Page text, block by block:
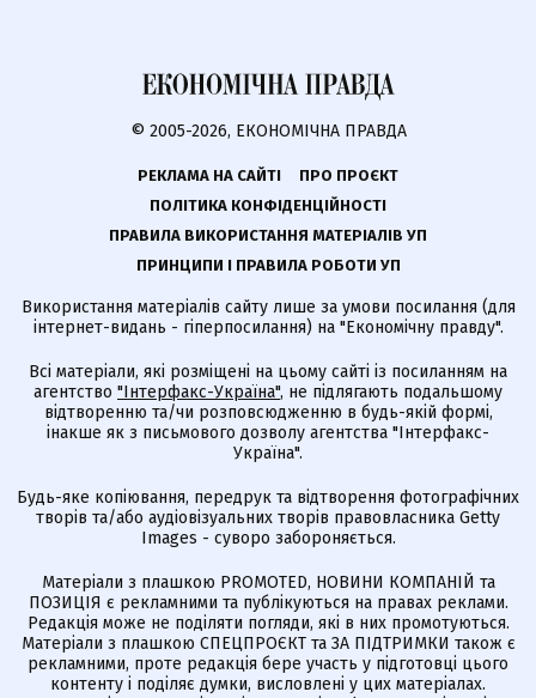
© 2005-2026, ЕКОНОМІЧНА ПРАВДА
РЕКЛАМА НА САЙТІ
ПРО ПРОЄКТ
ПОЛІТИКА КОНФІДЕНЦІЙНОСТІ
ПРАВИЛА ВИКОРИСТАННЯ МАТЕРІАЛІВ УП
ПРИНЦИПИ І ПРАВИЛА РОБОТИ УП
Використання матеріалів сайту лише за умови посилання (для
інтернет-видань - гіперпосилання) на "Економічну правду".
Всі матеріали, які розміщені на цьому сайті із посиланням на
агентство "Інтерфакс-Україна", не підлягають подальшому
відтворенню та/чи розповсюдженню в будь-якій формі,
інакше як з письмового дозволу агентства "Інтерфакс-
Україна".
Будь-яке копіювання, передрук та відтворення фотографічних
творів та/або аудіовізуальних творів правовласника Getty
Images - суворо забороняється.
Матеріали з плашкою PROMOTED, НОВИНИ КОМПАНІЙ та
ПОЗИЦІЯ є рекламними та публікуються на правах реклами.
Редакція може не поділяти погляди, які в них промотуються.
Матеріали з плашкою СПЕЦПРОЄКТ та ЗА ПІДТРИМКИ також є
рекламними, проте редакція бере участь у підготовці цього
контенту і поділяє думки, висловлені у цих матеріалах.